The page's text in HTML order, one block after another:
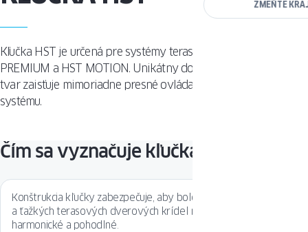
ZMEŇTE
Kľučka HST je určená pre systémy terasových dverí HST
PREMIUM a HST MOTION. Unikátny doplnok, ktorého forma a
tvar zaisťuje mimoriadne presné ovládanie posuvného
systému.
Čím sa vyznačuje kľučka HST?
Konštrukcia kľučky zabezpečuje, aby bolo ovládanie aj veľkých
a ťažkých terasových dverových krídel mimoriadne
harmonické a pohodlné.